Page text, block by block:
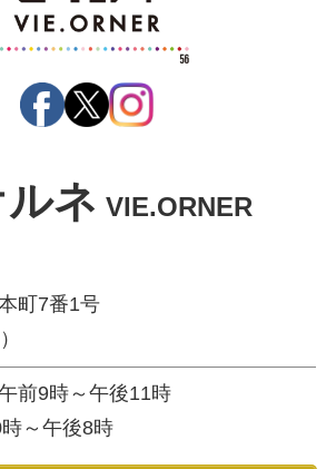
ルネ VIE.ORNER
町7番1号
前9時～午後11時
～午後8時